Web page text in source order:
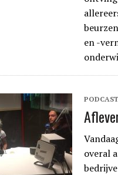
en -
PODCAST
overal